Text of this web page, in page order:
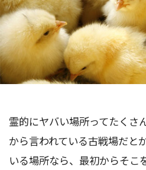
霊的にヤバい場所ってたくさ
から言われている古戦場だと
いる場所なら、最初からそこ